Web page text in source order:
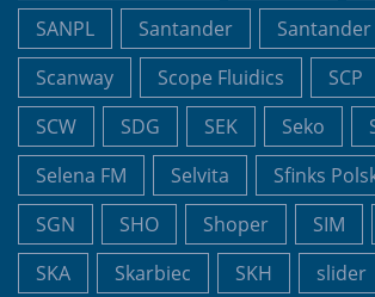
SANPL
Santander
Santander
Scanway
Scope Fluidics SCP
SCW
SDG SEK Seko
Selena FM
Selvita Sfinks
SGN
SHO Shoper SIM
SKA
Skarbiec SKH slider